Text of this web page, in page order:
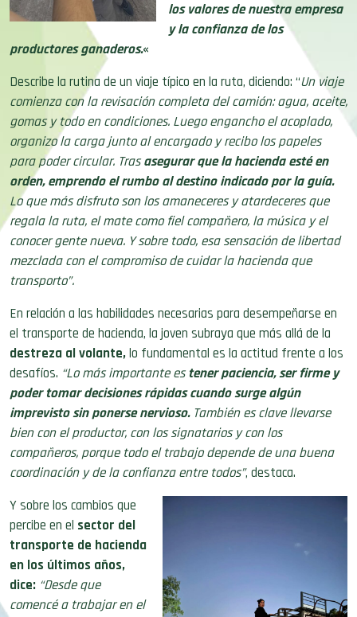
los valores de nuestra empresa
y la confianza de los
productores ganaderos.«
Describe la rutina de un viaje típico en la ruta, diciendo: “Un viaje
comienza con la revisación completa del camión: agua, aceite,
gomas y todo en condiciones. Luego engancho el acoplado,
organizo la carga junto al encargado y recibo los papeles
para poder circular. Trasasegurar que la hacienda esté en
orden, emprendo el rumbo al destino indicado por la guía.
Lo que más disfruto son los amaneceres y atardeceres que
regala la ruta, el mate como fiel compañero, la música y el
conocer gente nueva. Y sobre todo, esa sensación de libertad
mezclada con el compromiso de cuidar la hacienda que
transporto”.
En relación a las habilidades necesarias para desempeñarse en
el transporte de hacienda, la joven subraya que más allá de la
destreza al volante,lo fundamental es la actitud frente a los
desafíos. “Lo más importante estener paciencia, ser firme y
poder tomar decisiones rápidas cuando surge algún
imprevisto sin ponerse nervioso.También es clave llevarse
bien con el productor, con los signatarios y con los
compañeros, porque todo el trabajo depende de una buena
coordinación y de la confianza entre todos”, destaca.
Y sobre los cambios que
percibe en el sector del
transporte de hacienda
en los últimos años,
dice: “Desde que
comencé a trabajar en el